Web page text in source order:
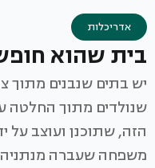
אדריכלות
בית שהוא
יש בתים שנבנים מתוך
שנולדים מתוך החלטה
הזה, שתוכנן ועוצב על
משפחה שעברה מנתניה